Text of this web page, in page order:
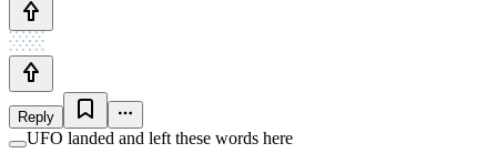
Reply
UFO landed and left these words here